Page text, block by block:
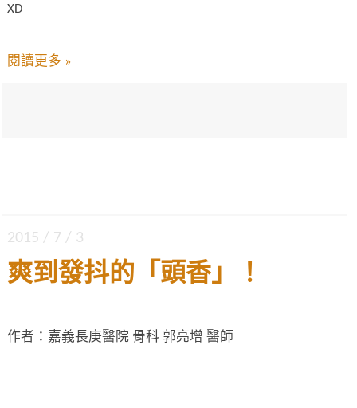
XD
閱讀更多 »
2015 / 7 / 3
爽到發抖的「頭香」！
作者：嘉義長庚醫院 骨科 郭亮增 醫師